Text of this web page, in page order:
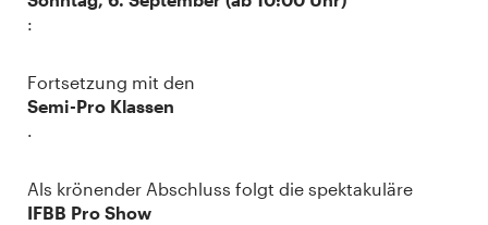
:
Fortsetzung mit den
Semi-Pro Klassen
.
Als krönender Abschluss folgt die spektakuläre
IFBB Pro Show